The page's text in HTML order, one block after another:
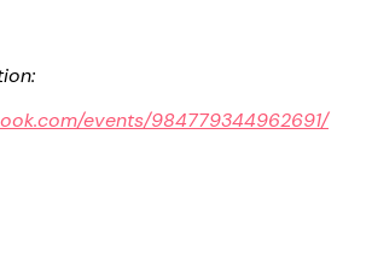
events/984779344962691/